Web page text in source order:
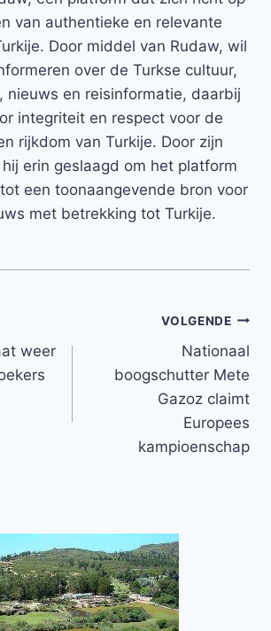
van authentieke en relevante
Door middel van Rudaw, wil
over de Turkse cultuur,
nieuws en reisinformatie, daarbij
integriteit en respect voor de
rijkdom van Turkije. Door zijn
erin geslaagd om het platform
een toonaangevende bron voor
met betrekking tot Turkije.
weer
VOLGENDE
Nationaal
boogschutter Mete
Gazoz claimt
Europees
kampioenschap